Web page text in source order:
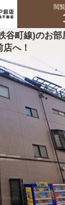
閲
谷町線)のお
へ！